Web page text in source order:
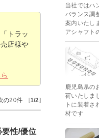
トラッ
店様や
の20件 [1/2]
要性/優位
当社ではハ
バランス調
案内いたし
アシャフト
鹿児島県の
荷いたしま
トに装着さ
材です